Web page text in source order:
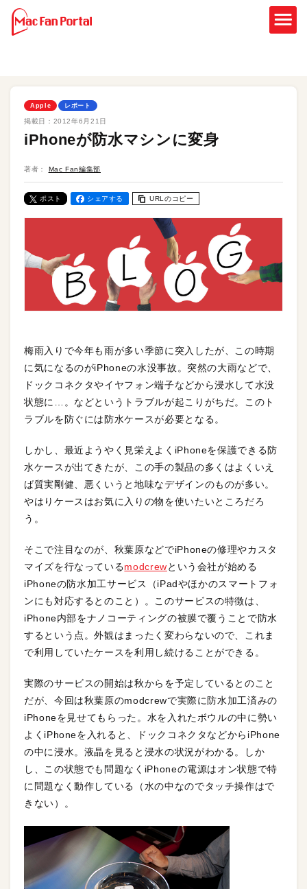
Apple レポート
掲載日： 2012年6月21日
iPhoneが防水マシンに変身
著者： Mac Fan編集部
ポスト シェアする URLのコピー
梅雨入りで今年も雨が多い季節に突入したが、この時期
に気になるのがiPhoneの水没事故。突然の大雨などで、
ドックコネクタやイヤフォン端子などから浸水して水没
状態に…。などというトラブルが起こりがちだ。このト
ラブルを防ぐには防水ケースが必要となる。
しかし、最近ようやく見栄えよくiPhoneを保護できる防
水ケースが出てきたが、この手の製品の多くはよくいえ
ば質実剛健、悪くいうと地味なデザインのものが多い。
やはりケースはお気に入りの物を使いたいところだろ
う。
そこで注目なのが、秋葉原などでiPhoneの修理やカスタ
マイズを行なっているmodcrewという会社が始める
iPhoneの防水加工サービス（iPadやほかのスマートフォ
ンにも対応するとのこと）。このサービスの特徴は、
iPhone内部をナノコーティングの被膜で覆うことで防水
するという点。外観はまったく変わらないので、これま
で利用していたケースを利用し続けることができる。
実際のサービスの開始は秋からを予定しているとのこと
だが、今回は秋葉原のmodcrewで実際に防水加工済みの
iPhoneを見せてもらった。水を入れたボウルの中に勢い
よくiPhoneを入れると、ドックコネクタなどからiPhone
の中に浸水。液晶を見ると浸水の状況がわかる。しか
し、この状態でも問題なくiPhoneの電源はオン状態で特
に問題なく動作している（水の中なのでタッチ操作はで
きない）。